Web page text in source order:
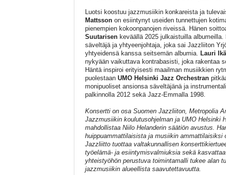
Luotsi koostuu jazzmusiikin konkareista ja
Mattssonon esiintynyt useiden tunnettujen
pienempien kokoonpanojen riveissä. Hänen
Suutarisenkeväällä 2025 julkaistuilla albumeilla.
säveltäjä ja yhtyeenjohtaja, joka sai Jazzliiton
yhtyeidensä kanssa seitsemän albumia. Lauri
nykyään vaikuttava kontrabasisti, joka rakentaa
Häntä inspiroi erityisesti maailman musiikkien
puolestaan UMO Helsinki Jazz Orchestran
monipuoliset ansionsa säveltäjänä ja
palkinnolla 2012 sekä Jazz-Emmalla 1998.
Konsertti on osa Suomen Jazzliiton, Metropolia
Jazzmusiikin koulutusohjelman ja UMO Helsinki
mahdollistaa Niilo Helanderin säätiön avustus.
huippuammattilaisista ja musiikin
Jazzliitto tuottaa valtakunnallisen
työelämä- ja esiintymisvalmiuksia sekä
yhteistyöhön perustuva toimintamalli tukee alan
jazzmusiikin alueellista saavutettavuutta.